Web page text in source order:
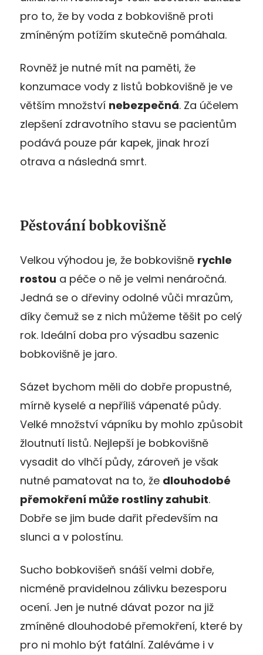
pro to, že by voda z bobkovišně proti
zmíněným potížím skutečně pomáhala.
Rovněž je nutné mít na paměti, že
konzumace vody z listů bobkovišně je ve
větším množství nebezpečná. Za účelem
zlepšení zdravotního stavu se pacientům
podává pouze pár kapek, jinak hrozí
otrava a následná smrt.
Pěstování bobkovišně
Velkou výhodou je, že bobkovišně rychle
rostou a péče o ně je velmi nenáročná.
Jedná se o dřeviny odolné vůči mrazům,
díky čemuž se z nich můžeme těšit po celý
rok. Ideální doba pro výsadbu sazenic
bobkovišně je jaro.
Sázet bychom měli do dobře propustné,
mírně kyselé a nepříliš vápenaté půdy.
Velké množství vápníku by mohlo způsobit
žloutnutí listů. Nejlepší je bobkovišně
vysadit do vlhčí půdy, zároveň je však
nutné pamatovat na to, že dlouhodobé
přemokření může rostliny zahubit.
Dobře se jim bude dařit především na
slunci a v polostínu.
Sucho bobkovišeň snáší velmi dobře,
nicméně pravidelnou zálivku bezesporu
ocení. Jen je nutné dávat pozor na již
zmíněné dlouhodobé přemokření, které by
pro ni mohlo být fatální. Zaléváme i v